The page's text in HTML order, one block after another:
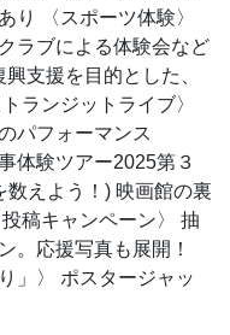
り
〈スポーツ体験〉
ラブによる体験会など
興支援を目的とした、
トランジットライブ〉
パフォーマンス
体験ツアー2025第３
数えよう！) 映画館の裏
稿キャンペーン〉
抽
。応援写真も展開！
」〉
ポスタージャッ